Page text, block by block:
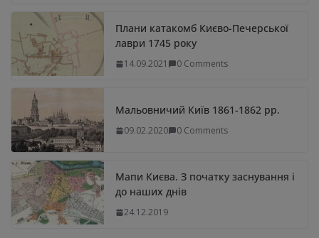
Плани катакомб Києво-Печерської
лаври 1745 року
14.09.2021 0 Comments
Мальовничий Київ 1861-1862 рр.
09.02.2020 0 Comments
Мапи Києва. З початку заснування і
до наших днів
24.12.2019